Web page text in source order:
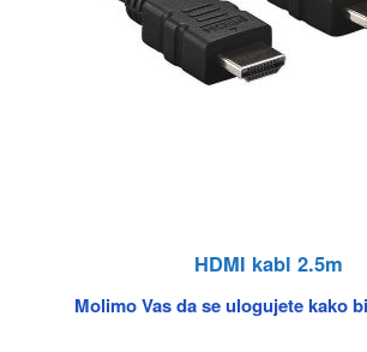
HDMI kabl 2.5m
Molimo Vas da se ulogujete kako